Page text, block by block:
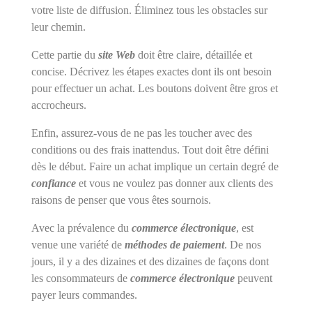
votre liste de diffusion. Éliminez tous les obstacles sur
leur chemin.
Cette partie du site Web doit être claire, détaillée et
concise. Décrivez les étapes exactes dont ils ont besoin
pour effectuer un achat. Les boutons doivent être gros et
accrocheurs.
Enfin, assurez-vous de ne pas les toucher avec des
conditions ou des frais inattendus. Tout doit être défini
dès le début. Faire un achat implique un certain degré de
confiance et vous ne voulez pas donner aux clients des
raisons de penser que vous êtes sournois.
Avec la prévalence du commerce électronique, est
venue une variété de méthodes de paiement. De nos
jours, il y a des dizaines et des dizaines de façons dont
les consommateurs de commerce électronique peuvent
payer leurs commandes.